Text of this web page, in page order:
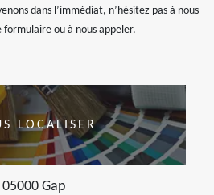
dans l’immédiat, n’hésitez pas à nous
ou à nous appeler.
LOCALISER
05000 Gap